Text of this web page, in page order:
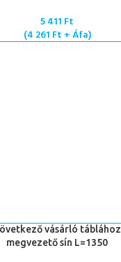
5 411 Ft
(4 261 Ft + Áfa)
TESZEM
vásárló táblához
megvezető sín L=1350